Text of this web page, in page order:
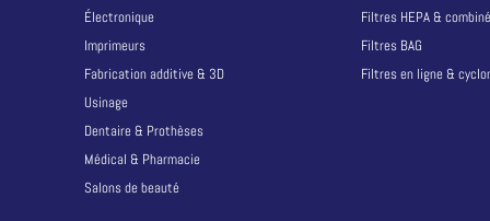
Électronique
Imprimeurs
Fabrication additive & 3D
Usinage
Dentaire & Prothèses
Médical & Pharmacie
Salons de beauté
Filtres HEPA &
Filtres BAG
Filtres en ligne &